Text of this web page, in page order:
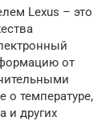
Lexus – это
от
температуре,
и других